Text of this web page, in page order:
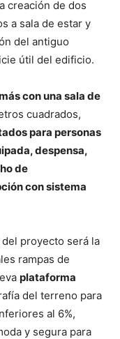
creación de dos
a sala de estar y
del antiguo
útil del edificio.
con una sala de
cuadrados,
para personas
despensa,
de
con sistema
proyecto será la
rampas de
plataforma
del terreno para
al 6%,
y segura para